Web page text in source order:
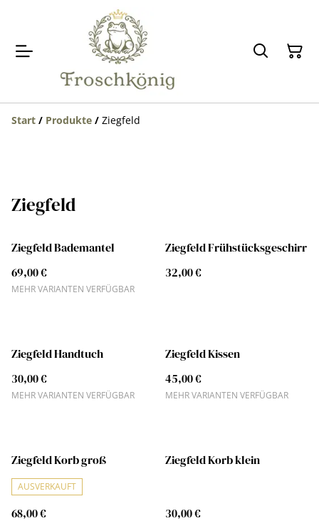
Start / Produkte / Ziegfeld
Ziegfeld
Ziegfeld Bademantel
69,00 €
MEHR VARIANTEN VERFÜGBAR
Ziegfeld Frühstücksgeschirr
32,00 €
Ziegfeld Handtuch
30,00 €
MEHR VARIANTEN VERFÜGBAR
Ziegfeld Kissen
45,00 €
MEHR VARIANTEN VERFÜGBAR
Ziegfeld Korb groß
AUSVERKAUFT
68,00 €
Ziegfeld Korb klein
30,00 €